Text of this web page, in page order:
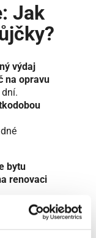
Jak
výdaj
na opravu
bytu
renovaci
možnost